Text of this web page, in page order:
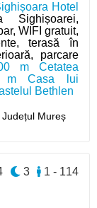
Hotel
Sighișoarei,
WIFI gratuit,
terasă în
parcare
m Cetatea
m Casa lui
Bethlen
Județul Mureș
1 - 114
3